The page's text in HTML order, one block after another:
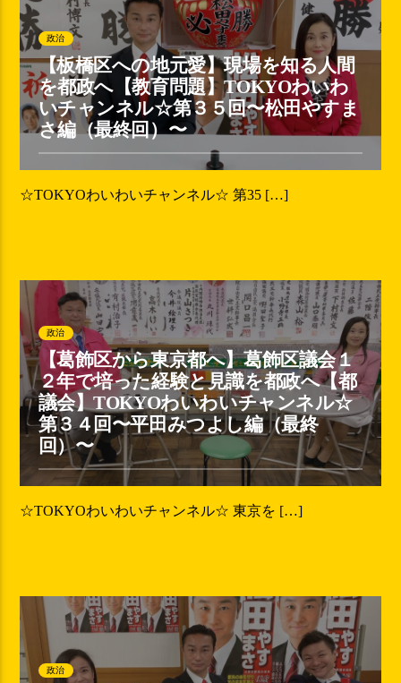
政治
【板橋区への地元愛】現場を知る人間
を都政へ【教育問題】TOKYOわいわ
いチャンネル☆第３５回〜松田やすま
さ編（最終回）〜
☆TOKYOわいわいチャンネル☆ 第35 […]
政治
【葛飾区から東京都へ】葛飾区議会１
２年で培った経験と見識を都政へ【都
議会】TOKYOわいわいチャンネル☆
第３４回〜平田みつよし編（最終
回）〜
☆TOKYOわいわいチャンネル☆ 東京を […]
政治